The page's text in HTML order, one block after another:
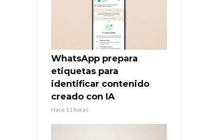
WhatsApp prepara
etiquetas para
identificar contenido
creado con IA
Hace 11 horas